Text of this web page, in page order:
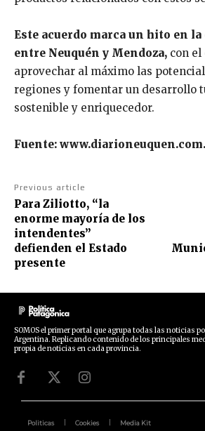
Este acuerdo marca un hito en
entre Neuquén y Mendoza, con el
aprovechar al máximo las
regiones y fomentar un desarrollo
sostenible y enriquecedor.
Fuente:
Previous article
Para Ziliotto, “la
enorme mayoría de los
intendentes”
defienden el Estado
presente
SOMOS el primer portal que agrupa todas las noticias
Argentina. Replicando contenido de los principales
propia de noticias en cada provincia.
Politicas Cookies Media Kit